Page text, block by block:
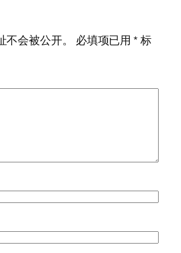
会被公开。
必填项已用*标